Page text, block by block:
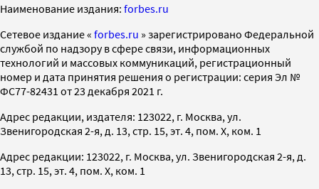
Наименование издания: forbes.ru
Cетевое издание « forbes.ru » зарегистрировано Федеральной
службой по надзору в сфере связи, информационных
технологий и массовых коммуникаций, регистрационный
номер и дата принятия решения о регистрации: серия Эл №
ФС77-82431 от 23 декабря 2021 г.
Адрес редакции, издателя: 123022, г. Москва, ул.
Звенигородская 2-я, д. 13, стр. 15, эт. 4, пом. X, ком. 1
Адрес редакции: 123022, г. Москва, ул. Звенигородская 2-я, д.
13, стр. 15, эт. 4, пом. X, ком. 1